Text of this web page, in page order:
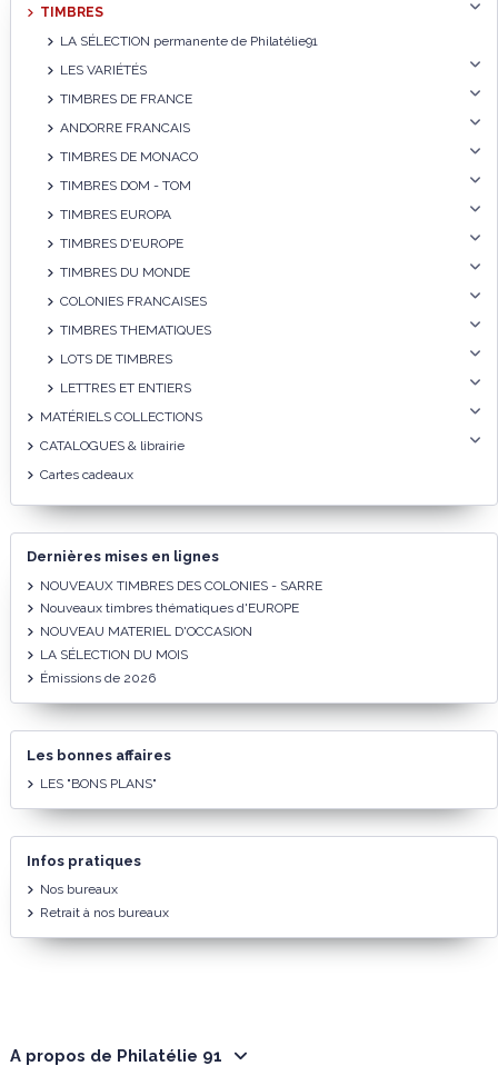
TIMBRES
LA SÉLECTION permanente de Philatélie91
LES VARIÉTÉS
TIMBRES DE FRANCE
ANDORRE FRANCAIS
TIMBRES DE MONACO
TIMBRES DOM - TOM
TIMBRES EUROPA
TIMBRES D'EUROPE
TIMBRES DU MONDE
COLONIES FRANCAISES
TIMBRES THEMATIQUES
LOTS DE TIMBRES
LETTRES ET ENTIERS
MATÉRIELS COLLECTIONS
CATALOGUES & librairie
Cartes cadeaux
Dernières mises en lignes
NOUVEAUX TIMBRES DES COLONIES - SARRE
Nouveaux timbres thématiques d'EUROPE
NOUVEAU MATERIEL D'OCCASION
LA SÉLECTION DU MOIS
Émissions de 2026
Les bonnes affaires
LES "BONS PLANS"
Infos pratiques
Nos bureaux
Retrait à nos bureaux
A propos de Philatélie 91